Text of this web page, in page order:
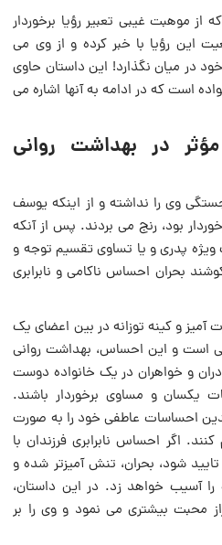
از موهبت غیبى تعبیر رؤیا برخوردار
این رؤیا با خبر کرده و از وى می
خود در میان نگذارد! این داستان حاوی
است که در ادامه به آنها اشاره می
در بهداشت روانی
وى را نداشته و از اینکه یوسف
بود، رنج می بردند. پس از آنکه
پدرى و یا تساوى تقسیم توجه و
بحران احساس ناکامى و نابرابرى
آمیز و کینه توزانه در بین اعضاى یک
است و این احساس، بهداشت روانی
و خواهران در یک خانواده دوست
یکسان و مساوى برخوردار باشند.
احساسات عاطفى خود را به صورت
اگر احساس نابرابرى فرزندان با
شود، بحران، تنش آمیزتر شده و
را آسیب خواهد زد. در این داستان،
محبت بیشترى می نمود و وى را بر